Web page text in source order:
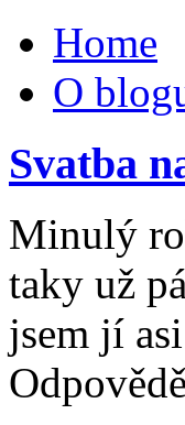
Home
O
Svatba
Minulý
taky už
jsem jí